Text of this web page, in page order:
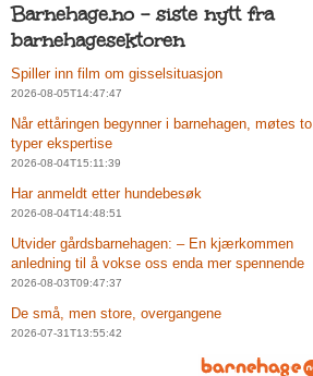
Barnehage.no - siste nytt fra
barnehagesektoren
Spiller inn film om gisselsituasjon
2026-08-05T14:47:47
Når ettåringen begynner i barnehagen, møtes to
typer ekspertise
2026-08-04T15:11:39
Har anmeldt etter hundebesøk
2026-08-04T14:48:51
Utvider gårdsbarnehagen: – En kjærkommen
anledning til å vokse oss enda mer spennende
2026-08-03T09:47:37
De små, men store, overgangene
2026-07-31T13:55:42